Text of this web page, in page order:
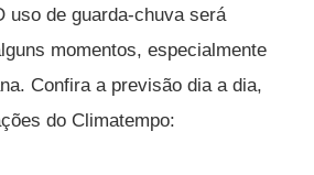
uso de guarda-chuva será
momentos, especialmente
Confira a previsão dia a dia,
do Climatempo: